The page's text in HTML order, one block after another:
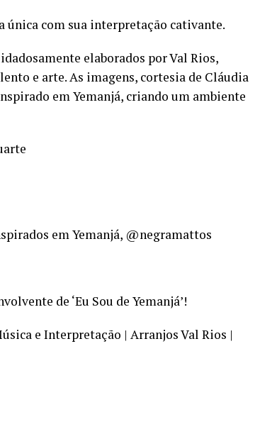
única com sua interpretação cativante.
elaborados por Val Rios,
e arte. As imagens, cortesia de Cláudia
em Yemanjá, criando um ambiente
em Yemanjá, @negramattos
de ‘Eu Sou de Yemanjá’!
e Interpretação | Arranjos Val Rios |